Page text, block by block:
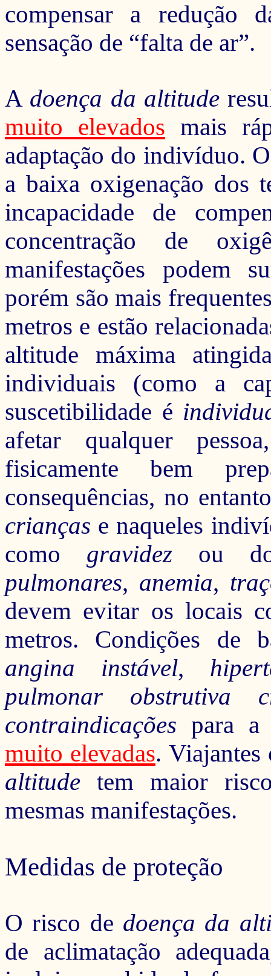
compensar a redução
sensação de “falta de ar”.
A doença da altitude
muito elevados mais
adaptação do indivíduo.
a baixa oxigenação dos
incapacidade de
concentração de
manifestações podem
porém são mais
metros e estão
altitude máxima
individuais (como a
suscetibilidade é
afetar qualquer
fisicamente bem
consequências, no
crianças e naqueles
como gravidez ou
pulmonares, anemia,
devem evitar os locais
metros. Condições de
angina
instável,
pulmonar obstrutiva
contraindicações para a
muito elevadas. Viajantes
altitude tem maior
mesmas manifestações.
Medidas de proteção
Orisco de doença da
de aclimatação